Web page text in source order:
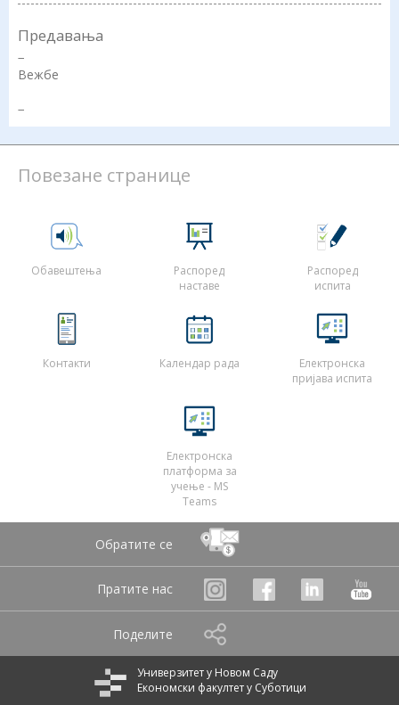
Предавања
−
Вежбе
−
Повезане странице
Обавештења
Распоред
наставе
Распоред
испита
Контакти Календар рада
Електронска
пријава испита
Електронска
платформа за
учење - MS
Teams
Универзитет у Новом Саду
Економски факултет у Суботици
Пратите нас
Поделите
Обратите се